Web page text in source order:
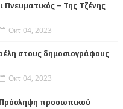
Πνευματικός – Της Τζένης
Οκτ 04, 2023
στους δημοσιογράφους
Οκτ 04, 2023
προσωπικού